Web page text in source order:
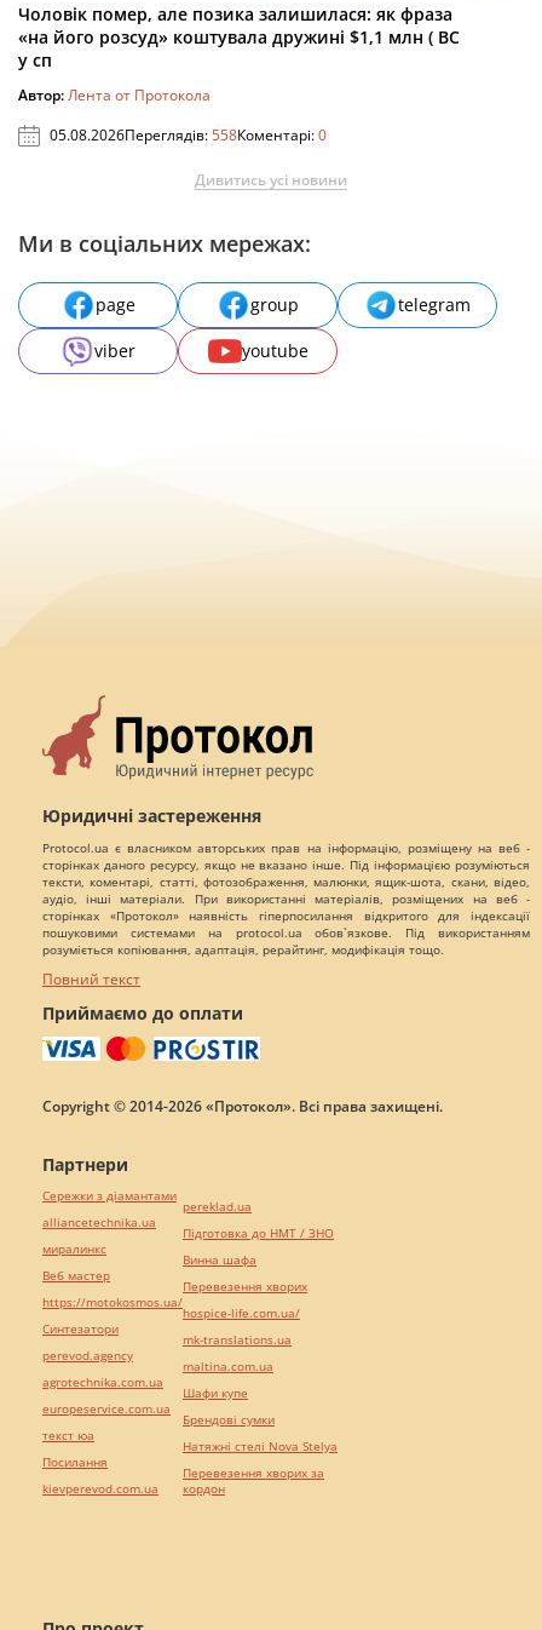
Чоловік помер, але позика залишилася: як фраза
«на його розсуд» коштувала дружині $1,1 млн ( ВС
у сп
Автор:Лента от Протокола
05.08.2026Переглядів:558Коментарі:0
Дивитись усі новини
Ми в соціальних мережах:
page group
telegram
viber
youtube
Юридичні застереження
Protocol.ua є власником авторських прав на інформацію, розміщену на веб -
сторінках даного ресурсу, якщо не вказано інше. Під інформацією розуміються
тексти, коментарі, статті, фотозображення, малюнки, ящик-шота, скани, відео,
аудіо, інші матеріали. При використанні матеріалів, розміщених на веб -
сторінках «Протокол» наявність гіперпосилання відкритого для індексації
пошуковими системами на protocol.ua обов`язкове. Під використанням
розуміється копіювання, адаптація, рерайтинг, модифікація тощо.
Повний текст
Приймаємо до оплати
Copyright © 2014-2026 «Протокол». Всі права захищені.
Партнери
Сережки з діамантами
alliancetechnika.ua
миралинкс
Веб мастер
https://motokosmos.ua/
Синтезатори
perevod.agency
agrotechnika.com.ua
europeservice.com.ua
текст юа
Посилання
kievperevod.com.ua
pereklad.ua
Підготовка до НМТ / ЗНО
Винна шафа
Перевезення хворих
hospice-life.com.ua/
mk-translations.ua
maltina.com.ua
Шафи купе
Брендові сумки
Натяжні стелі Nova Stelya
Перевезення хворих за
кордон